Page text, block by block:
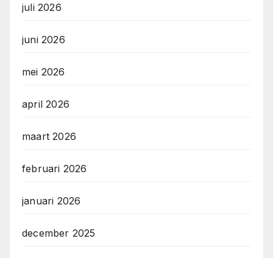
juli 2026
juni 2026
mei 2026
april 2026
maart 2026
februari 2026
januari 2026
december 2025